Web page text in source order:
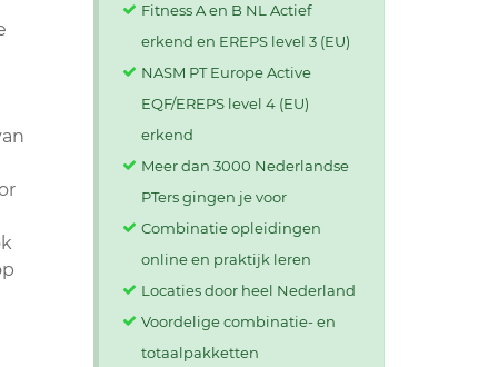
Fitness A en B NL Actief
erkend en EREPS level 3 (EU)
NASM PT Europe Active
EQF/EREPS level 4 (EU)
erkend
Meer dan 3000 Nederlandse
PTers gingen je voor
Combinatie opleidingen
online en praktijk leren
Locaties door heel Nederland
Voordelige combinatie- en
totaalpakketten